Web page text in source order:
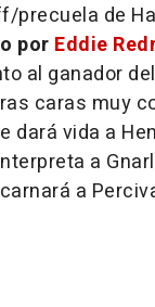
precuela de
por Eddie
al ganador
caras muy
dará vida a
a
a